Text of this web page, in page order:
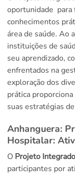
oportunidade para
conhecimentos
área de saúde. Ao
instituições de
seu aprendizado,
enfrentados na
exploração dos
prática
suas estratégias
Anhanguera:
Hospitalar:
O Projeto
participantes por